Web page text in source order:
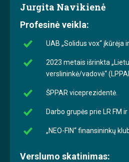
Jurgita Navikienė
Profesinė veikla:
UAB „Solidus vox“ įkūrėja
2023 metais išrinkta
verslininkė/vadovė“
ŠPPAR viceprezidentė.
Darbo grupės prie LR FM ir
„NEO-FIN“ finansininkų
Verslumo skatinimas: